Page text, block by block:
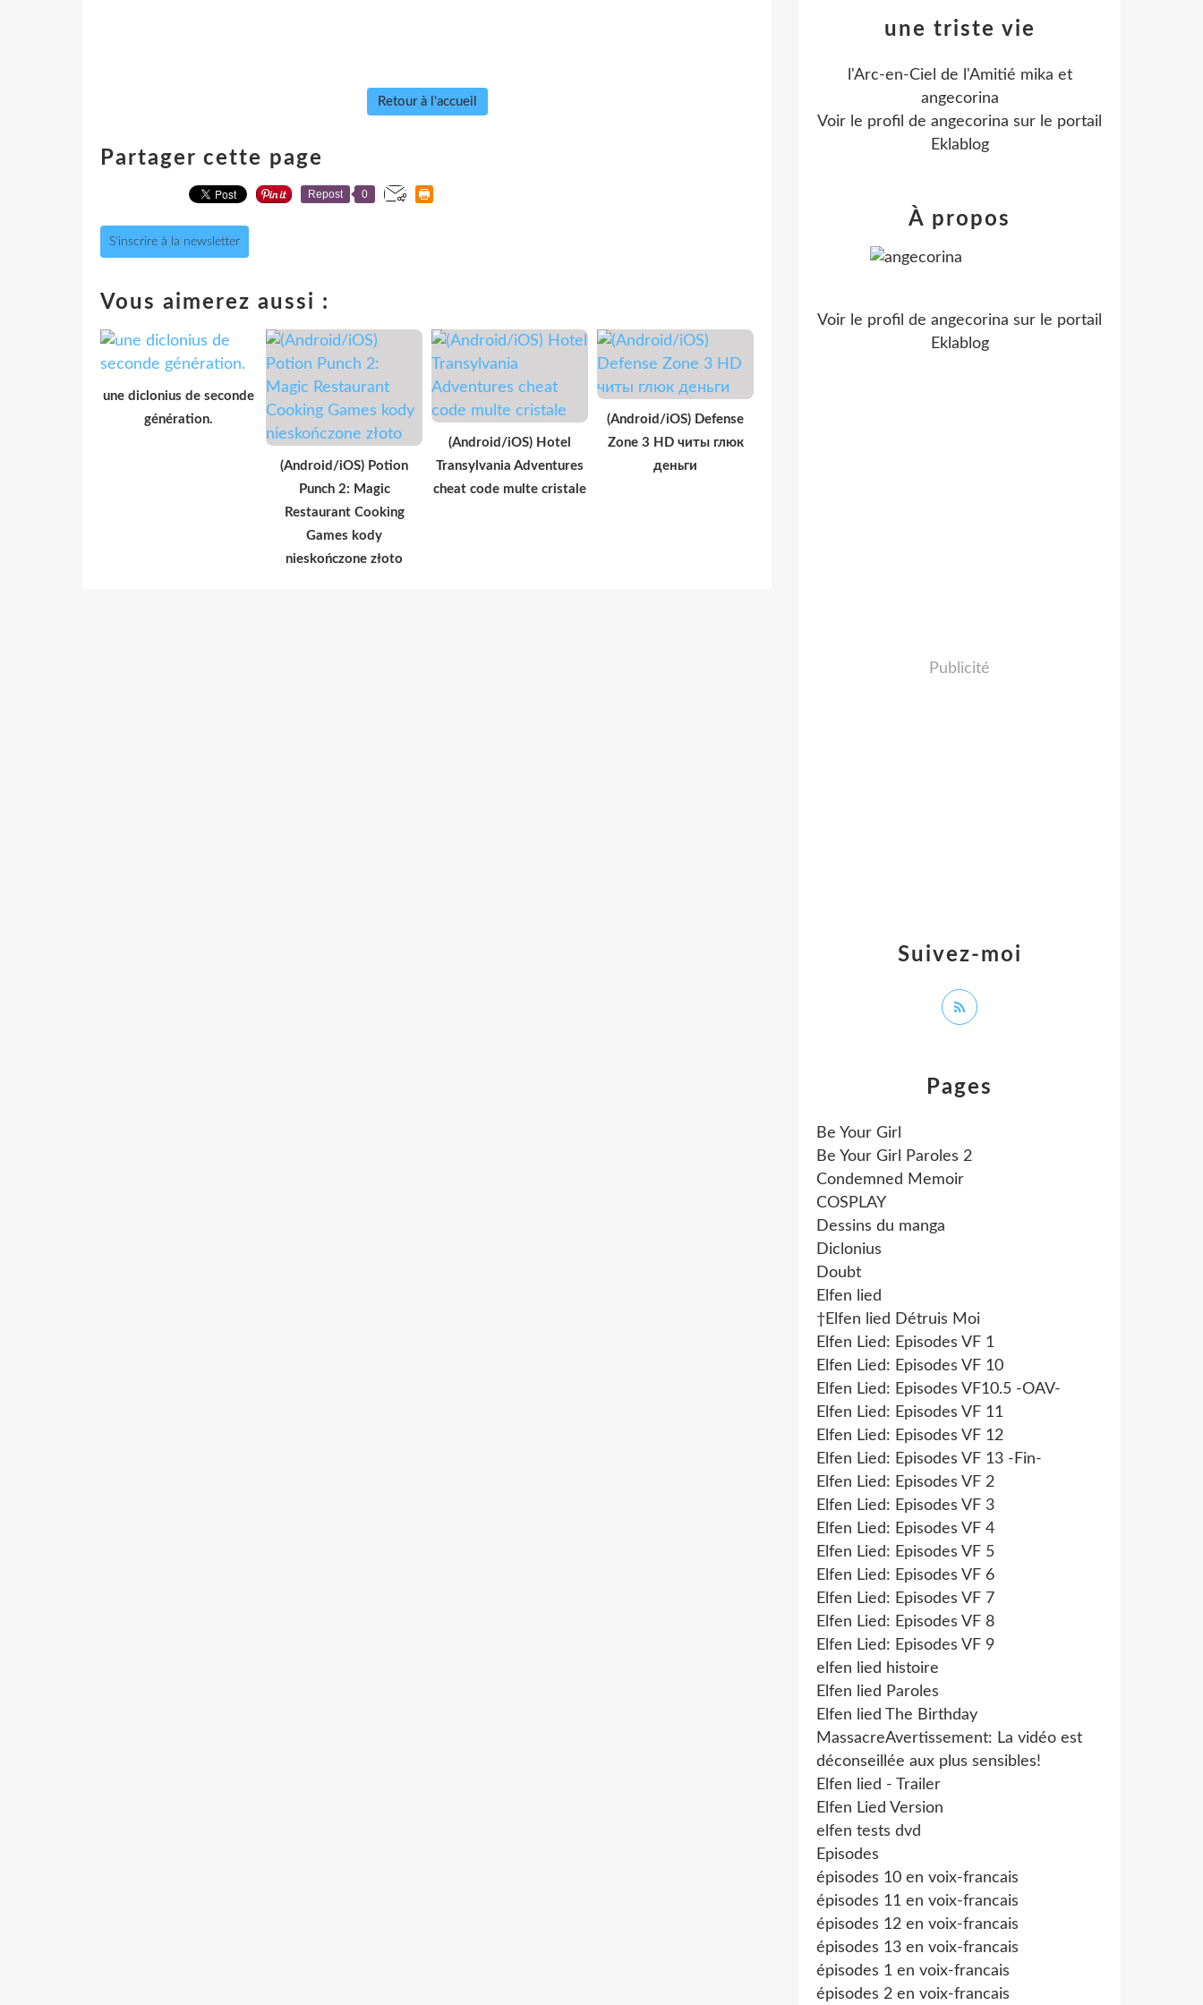
Retour à l'accueil
Partager cette page
Repost 0
S'inscrire à la newsletter
Vous aimerez aussi :
une diclonius de seconde
génération.
(Android/iOS) Potion
Punch 2: Magic
Restaurant Cooking
Games kody
nieskończone złoto
(Android/iOS) Hotel
Transylvania Adventures
cheat code multe cristale
(Android/iOS) Defense
Zone 3 HD читы глюк
деньги
Pages
Be Your Girl
Be Your Girl Paroles 2
Condemned Memoir
COSPLAY
Dessins du manga
Diclonius
Doubt
Elfen lied
†Elfen lied Détruis Moi
Elfen Lied: Episodes VF 1
Elfen Lied: Episodes VF 10
Elfen Lied: Episodes VF10.5 -OAV-
Elfen Lied: Episodes VF 11
Elfen Lied: Episodes VF 12
Elfen Lied: Episodes VF 13 -Fin-
Elfen Lied: Episodes VF 2
Elfen Lied: Episodes VF 3
Elfen Lied: Episodes VF 4
Elfen Lied: Episodes VF 5
Elfen Lied: Episodes VF 6
Elfen Lied: Episodes VF 7
Elfen Lied: Episodes VF 8
Elfen Lied: Episodes VF 9
elfen lied histoire
Elfen lied Paroles
Elfen lied The Birthday
MassacreAvertissement: La vidéo est
déconseillée aux plus sensibles!
Elfen lied - Trailer
Elfen Lied Version
elfen tests dvd
Episodes
épisodes 10 en voix-francais
épisodes 11 en voix-francais
épisodes 12 en voix-francais
épisodes 13 en voix-francais
épisodes 1 en voix-francais
épisodes 2 en voix-francais
une triste vie
l'Arc-en-Ciel de l'Amitié mika et
angecorina
Voir le profil de angecorina sur le portail
Eklablog
Suivez-moi
À propos
Voir le profil de angecorina sur le portail
Eklablog
Publicité